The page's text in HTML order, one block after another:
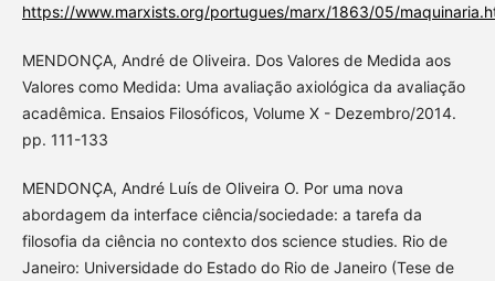
https://www.marxists.org/portugues/marx/1863/05/
MENDONÇA, André de Oliveira. Dos Valores de Medida aos
Valores como Medida: Uma avaliação axiológica da avaliação
acadêmica. Ensaios Filosóficos, Volume X - Dezembro/2014.
pp. 111-133
MENDONÇA, André Luís de Oliveira O. Por uma nova
abordagem da interface ciência/sociedade: a tarefa da
filosofia da ciência no contexto dos science studies. Rio de
Janeiro: Universidade do Estado do Rio de Janeiro (Tese de